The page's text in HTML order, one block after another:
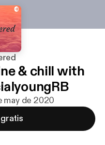
& chill with
may de 2020